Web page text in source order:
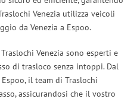
Venezia utilizza veicoli
da Venezia a Espoo.
Venezia sono esperti e
di trasloco senza intoppi. Dal
il team di Traslochi
assicurandosi che il vostro